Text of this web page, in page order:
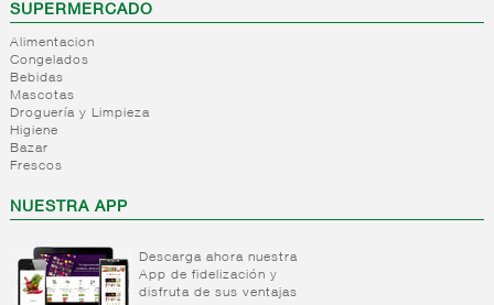
WEB
EJEMPLO
lacteos
(ambiente)
Yogures
(ambiente)
Yogures
Yogures
Yogur
bifidus
salud
Postres
refrigerados
Postres
Leche
Leche
Bebida
cafe
+
Bebida
Natas +
SUPERMERCADO
Alimentacion
Congelados
Bebidas
Mascotas
Droguería y Limpieza
Higiene
Bazar
Frescos
NUESTRA APP
Descarga ahora nuestra
App de fidelización y
disfruta de sus ventajas